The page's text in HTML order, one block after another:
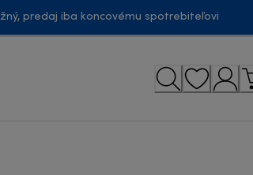
predaj iba koncovému spotrebiteľovi